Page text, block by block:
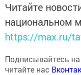
Читайте
национальном
https://max.ru/
Подписывайтесь
читайте нас